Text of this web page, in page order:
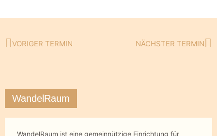
Zurück
VORIGER TERMIN NÄCHSTER TERMIN
WandelRaum
WandelRaum ist eine gemeinnützige Einrichtung für